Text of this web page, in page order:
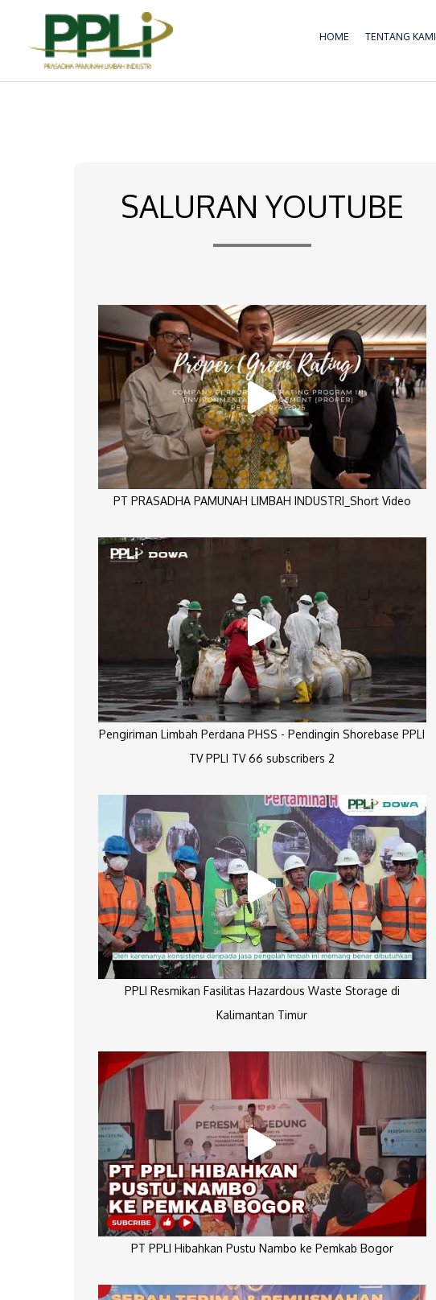
konten
HOME TENTANG KAMI
SALURAN YOUTUBE
PT PRASADHA PAMUNAH LIMBAH INDUSTRI_Short Video
Pengiriman Limbah Perdana PHSS - Pendingin Shorebase PPLI
TV PPLI TV 66 subscribers 2
PPLI Resmikan Fasilitas Hazardous Waste Storage di
Kalimantan Timur
PT PPLI Hibahkan Pustu Nambo ke Pemkab Bogor